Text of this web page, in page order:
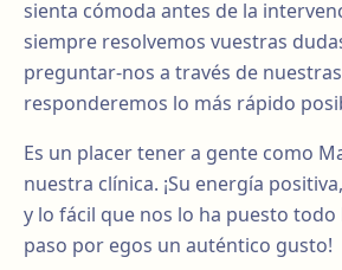
sienta cómoda antes de la
siempre resolvemos vuestras
preguntar-nos a través de
responderemos lo más rápido
Es un placer tener a gente como
nuestra clínica. ¡Su energía
y lo fácil que nos lo ha puesto todo
paso por egos un auténtico gusto!